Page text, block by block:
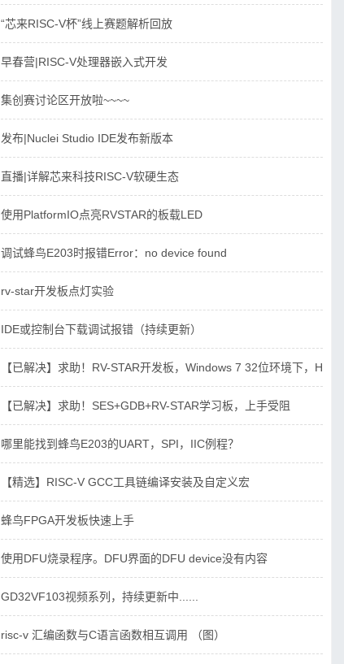
“芯来RISC-V杯”线上赛题解析回放
早春营|RISC-V处理器嵌入式开发
集创赛讨论区开放啦~~~~
发布|Nuclei Studio IDE发布新版本
直播|详解芯来科技RISC-V软硬生态
使用PlatformIO点亮RVSTAR的板载LED
调试蜂鸟E203时报错Error：no device found
rv-star开发板点灯实验
IDE或控制台下载调试报错（持续更新）
【已解决】求助！RV-STAR开发板，Windows 7 32位环境下，
【已解决】求助！SES+GDB+RV-STAR学习板，上手受阻
哪里能找到蜂鸟E203的UART，SPI，IIC例程？
【精选】RISC-V GCC工具链编译安装及自定义宏
蜂鸟FPGA开发板快速上手
使用DFU烧录程序。DFU界面的DFU device没有内容
GD32VF103视频系列，持续更新中......
risc-v 汇编函数与C语言函数相互调用 （图）